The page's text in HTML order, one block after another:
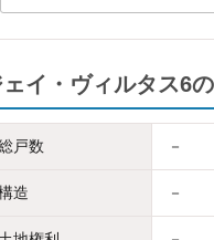
ェイ・ヴィルタス6
戸数 －
造 －